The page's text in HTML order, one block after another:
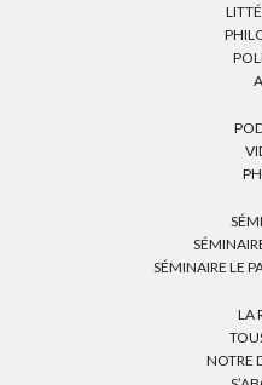
SÉMINAIRE LE
LA
NOTRE